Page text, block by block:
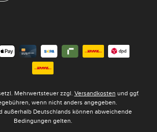
Mehrwertsteuer zzgl. Versandkosten und ggf.
wenn nicht anders angegeben.
außerhalb Deutschlands können abweichende
Bedingungen gelten.